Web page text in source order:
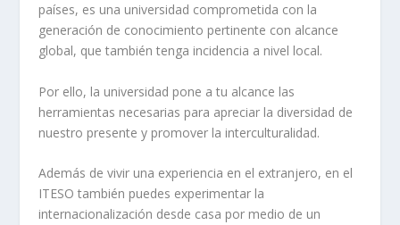
países, es una universidad comprometida con la
generación de conocimiento pertinente con alcance
global, que también tenga incidencia a nivel local.
Por ello, la universidad pone a tu alcance las
herramientas necesarias para apreciar la diversidad de
nuestro presente y promover la interculturalidad.
Además de vivir una experiencia en el extranjero, en el
ITESO también puedes experimentar la
internacionalización desde casa por medio de un